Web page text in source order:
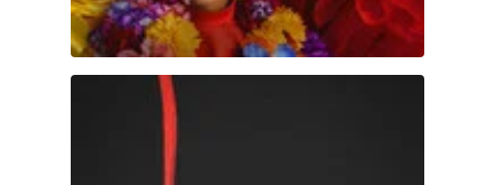
Corporate Retreat